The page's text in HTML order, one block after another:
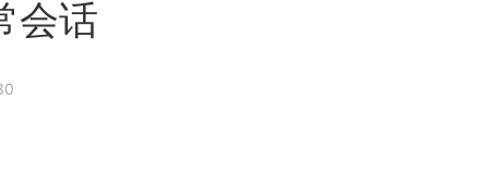
会话